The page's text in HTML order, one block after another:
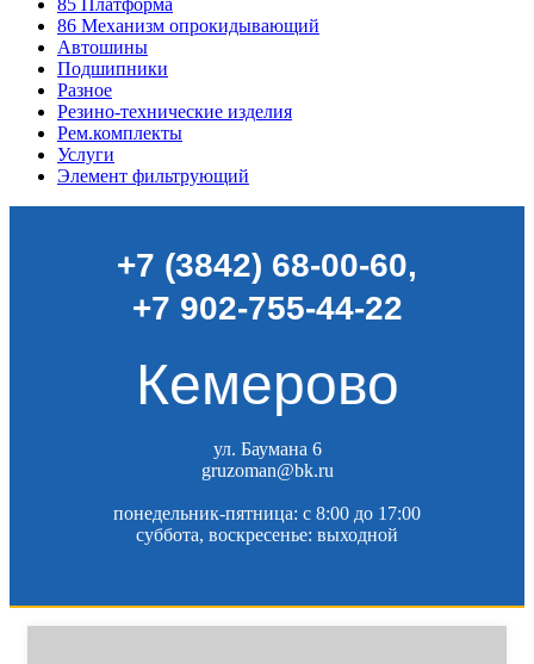
86 Механизм опрокидывающий
Автошины
Подшипники
Разное
Резино-технические изделия
Рем.комплекты
Услуги
Элемент фильтрующий
+7 (3842) 68-00-60,
+7 902-755-44-22
Кемерово
ул. Баумана 6
gruzoman@bk.ru
понедельник-пятница: c 8:00 до 17:00
суббота, воскресенье: выходной